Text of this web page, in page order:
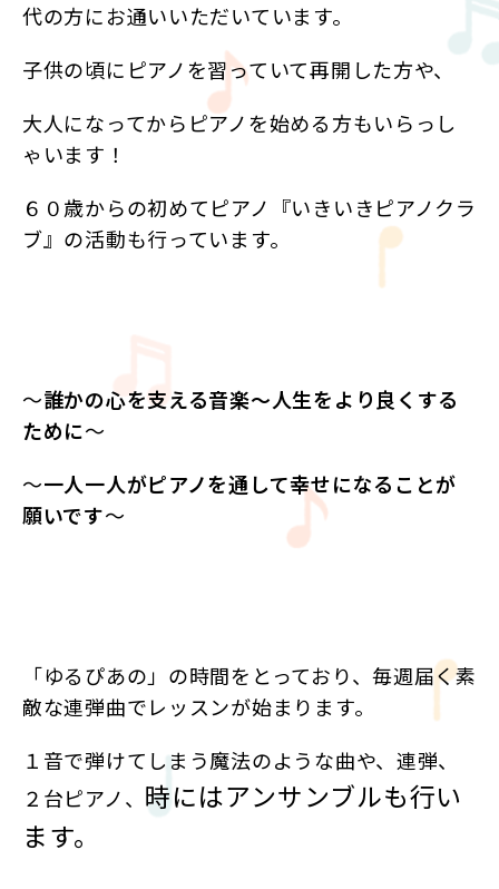
代の方にお通いいただいています。
子供の頃にピアノを習っていて再開した方や、
大人になってからピアノを始める方もいらっし
ゃいます！
６０歳からの初めてピアノ『いきいきピアノクラ
ブ』の活動も行っています。
〜誰かの心を支える音楽〜人生をより良くする
ために〜
〜一人一人がピアノを通して幸せになることが
願いです〜
「ゆるぴあの」の時間をとっており、毎週届く素
敵な連弾曲でレッスンが始まります。
１音で弾けてしまう魔法のような曲や、連弾、
２台ピアノ、 時にはアンサンブルも行い
ます。